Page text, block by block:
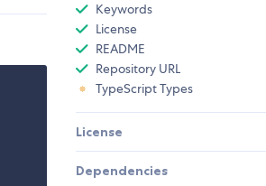
Keywords
License
README
Repository URL
TypeScript Types
License
Dependencies